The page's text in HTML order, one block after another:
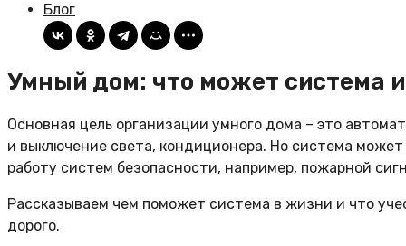
Блог
Умный дом: что может система и
Основная цель организации умного дома – это
и выключение света, кондиционера. Но система
работу систем безопасности, например, пожарной
Рассказываем чем поможет система в жизни и что
дорого.